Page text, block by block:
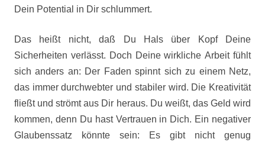
Dein Potential in Dir schlummert.
Das heißt nicht, daß Du Hals über Kopf Deine
Sicherheiten verlässt. Doch Deine wirkliche Arbeit fühlt
sich anders an: Der Faden spinnt sich zu einem Netz,
das immer durchwebter und stabiler wird. Die Kreativität
fließt und strömt aus Dir heraus. Du weißt, das Geld wird
kommen, denn Du hast Vertrauen in Dich. Ein negativer
Glaubenssatz könnte sein: Es gibt nicht genug